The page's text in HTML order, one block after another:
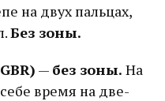
на двух пальцах,
Без зоны.
— без зоны. На
время на две-